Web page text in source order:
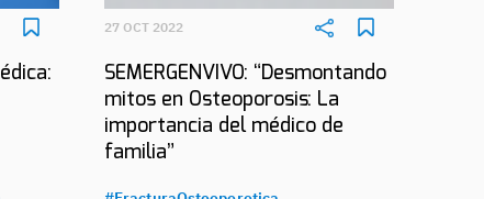
27 OCT 2022
SEMERGENVIVO: “Desmontando
mitos en Osteoporosis: La
importancia del médico de
familia”